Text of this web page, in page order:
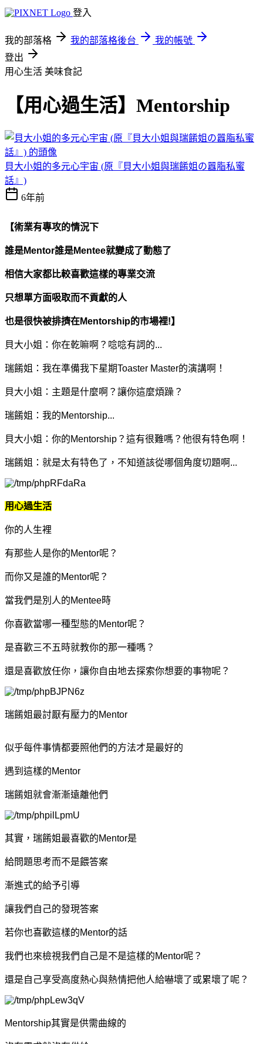
登入
我的部落格 我的部落格後台
我的帳號
登出
用心生活 美味食記
【用心過生活】Mentorship
貝大小姐的多元心宇宙 (原『貝大小姐與瑞餚姐の囂脂私蜜
話』)
6年前
【術業有專攻的情況下
誰是Mentor誰是Mentee就變成了動態了
相信大家都比較喜歡這樣的專業交流
只想單方面吸取而不貢獻的人
也是很快被排擠在Mentorship的市場裡!】
貝大小姐：你在乾嘛啊？唸唸有詞的...
瑞餚姐：我在準備我下星期Toaster Master的演講啊！
貝大小姐：主題是什麼啊？讓你這麼煩躁？
瑞餚姐：我的Mentorship...
貝大小姐：你的Mentorship？這有很難嗎？他很有特色啊！
瑞餚姐：就是太有特色了，不知道該從哪個角度切題啊...
用心過生活
你的人生裡
有那些人是你的Mentor呢？
而你又是誰的Mentor呢？
當我們是別人的Mentee時
你喜歡當哪一種型態的Mentor呢？
是喜歡三不五時就教你的那一種嗎？
還是喜歡放任你，讓你自由地去探索你想要的事物呢？
瑞餚姐最討厭有壓力的Mentor
似乎每件事情都要照他們的方法才是最好的
遇到這樣的Mentor
瑞餚姐就會漸漸遠離他們
其實，瑞餚姐最喜歡的Mentor是
給問題思考而不是餵答案
漸進式的給予引導
讓我們自己的發現答案
若你也喜歡這樣的Mentor的話
我們也來檢視我們自己是不是這樣的Mentor呢？
還是自己享受高度熱心與熱情把他人給嚇壞了或累壞了呢？
Mentorship其實是供需曲線的